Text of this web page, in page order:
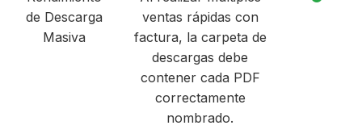
de Descarga
Masiva
ventas rápidas con
factura, la carpeta de
descargas debe
contener cada PDF
correctamente
nombrado.